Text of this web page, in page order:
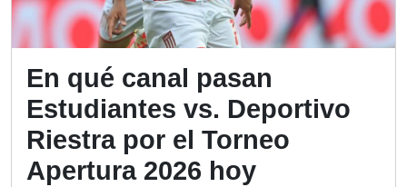
En qué canal pasan
Estudiantes vs. Deportivo
Riestra por el Torneo
Apertura 2026 hoy